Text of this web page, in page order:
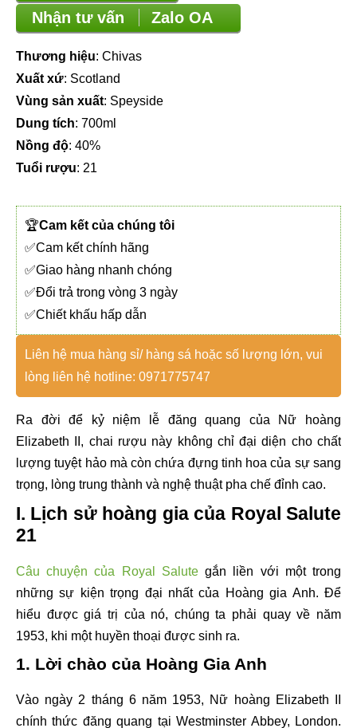
Nhận tư vấn
Zalo OA
Thương hiệu: Chivas
Xuất xứ: Scotland
Vùng sản xuất: Speyside
Dung tích: 700ml
Nồng độ: 40%
Tuổi rượu: 21
🏆Cam kết của chúng tôi
✅Cam kết chính hãng
✅Giao hàng nhanh chóng
✅Đổi trả trong vòng 3 ngày
✅Chiết khấu hấp dẫn
Liên hệ mua hàng sỉ/ hàng sá hoặc số lượng lớn, vui
lòng liên hệ hotline: 0971775747
Ra đời để kỷ niệm lễ đăng quang của Nữ hoàng
Elizabeth II, chai rượu này không chỉ đại diện cho chất
lượng tuyệt hảo mà còn chứa đựng tinh hoa của sự sang
trọng, lòng trung thành và nghệ thuật pha chế đỉnh cao.
I. Lịch sử hoàng gia của Royal Salute
21
Câu chuyện của Royal Salutegắn liền với một trong
những sự kiện trọng đại nhất của Hoàng gia Anh. Để
hiểu được giá trị của nó, chúng ta phải quay về năm
1953, khi một huyền thoại được sinh ra.
1. Lời chào của Hoàng Gia Anh
Vào ngày 2 tháng 6 năm 1953, Nữ hoàng Elizabeth II
chính thức đăng quang tại Westminster Abbey, London.